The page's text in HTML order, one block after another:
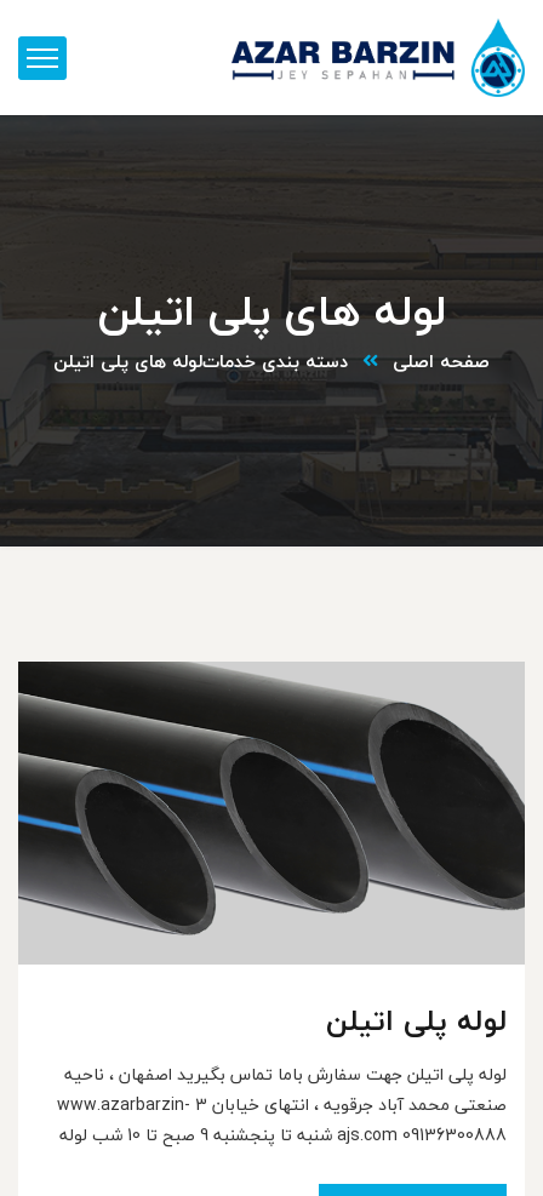
لوله های پلی اتیلن
صفحه اصلی دسته بندی خدماتلوله های پلی اتیلن
لوله پلی اتیلن
لوله پلی اتیلن جهت سفارش باما تماس بگیرید اصفهان ، ناحیه
صنعتی محمد آباد جرقویه ، انتهای خیابان 3 www.azarbarzin-
ajs.com 09136300888 شنبه تا پنجشنبه 9 صبح تا 10 شب لوله